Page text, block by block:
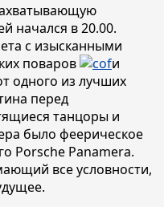
начался в 20.00.
с изысканными
поваров
и
одного из лучших
перед
танцоры и
было феерическое
Porsche Panamera.
все условности,